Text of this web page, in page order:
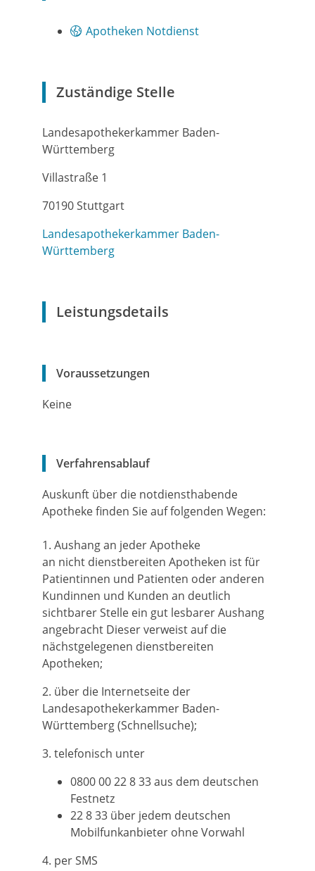
Apotheken Notdienst
Zuständige Stelle
Landesapothekerkammer Baden-
Württemberg
Villastraße 1
70190 Stuttgart
Landesapothekerkammer Baden-
Württemberg
Leistungsdetails
Voraussetzungen
Keine
Verfahrensablauf
Auskunft über die notdiensthabende
Apotheke finden Sie auf folgenden Wegen:
1. Aushang an jeder Apotheke
an nicht dienstbereiten Apotheken ist für
Patientinnen und Patienten oder anderen
Kundinnen und Kunden an deutlich
sichtbarer Stelle ein gut lesbarer Aushang
angebracht Dieser verweist auf die
nächstgelegenen dienstbereiten
Apotheken;
2. über die Internetseite der
Landesapothekerkammer Baden-
Württemberg (Schnellsuche);
3. telefonisch unter
0800 00 22 8 33 aus dem deutschen
Festnetz
22 8 33 über jedem deutschen
Mobilfunkanbieter ohne Vorwahl
4. per SMS